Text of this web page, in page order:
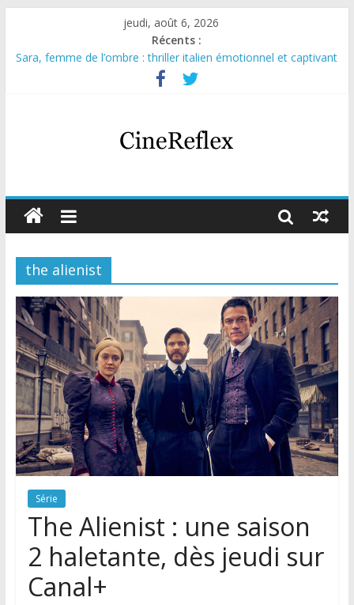
jeudi, août 6, 2026
Récents :
Sara, femme de l’ombre : thriller italien émotionnel et captivant
Journal d’une fille larguée : nouvelle série suédoise sur Netflix
Aema : mini-série sur le tournage d’un film érotique devenu
Glass Heart : excellente série musicale avec Takeru Satō
Olympo, saison 1 : nouvelle série qui séduira les fans de
the alienist
Série
The Alienist : une saison
2 haletante, dès jeudi sur
Canal+